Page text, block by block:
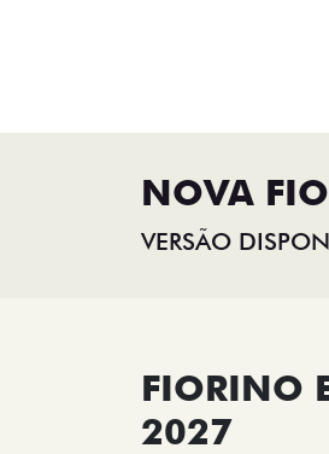
NOVA
VERSÃO
FIORINO
2027